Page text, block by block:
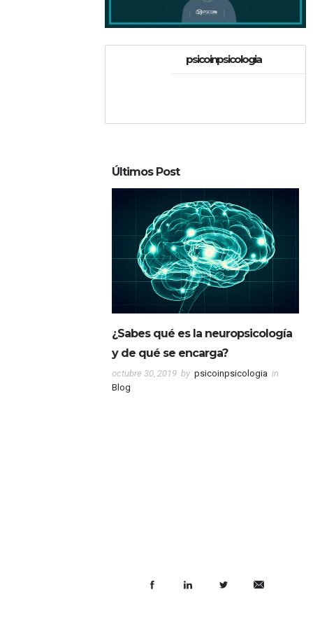
psicoinpsicologia
Últimos Post
0 3
¿Sabes qué es la neuropsicología
y de qué se encarga?
octubre 30, 2019 by psicoinpsicologia in
Blog